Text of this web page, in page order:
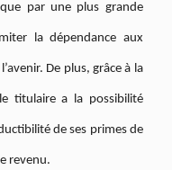
par une plus grande
la dépendance aux
De plus, grâce à la
titulaire a la possibilité
de ses primes de
revenu.